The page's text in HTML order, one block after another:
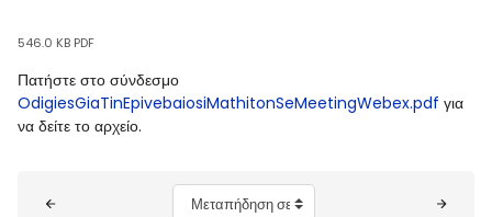
Μπλοκ
Απαιτήσεις ολοκλήρωσης
546.0 KB PDF
Πατήστε στο σύνδεσμο
OdigiesGiaTinEpivebaiosiMathitonSeMeetingWebex.pdf για
να δείτε το αρχείο.
Μεταπήδηση σε...